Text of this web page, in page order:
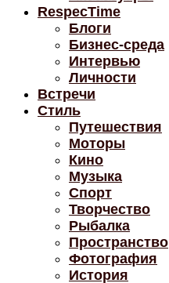
RespecTime
Блоги
Бизнес-среда
Интервью
Личности
Встречи
Стиль
Путешествия
Моторы
Кино
Музыка
Спорт
Творчество
Рыбалка
Пространство
Фотография
История